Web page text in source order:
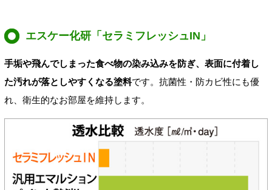
エスケー化研「セラミフレッシュIN」
手垢や飛んでしまった食べ物の染み込みを防ぎ、表面に付着し
た汚れが落としやすくなる塗料です。抗菌性・防カビ性にも優
れ、衛生的なお部屋を維持します。